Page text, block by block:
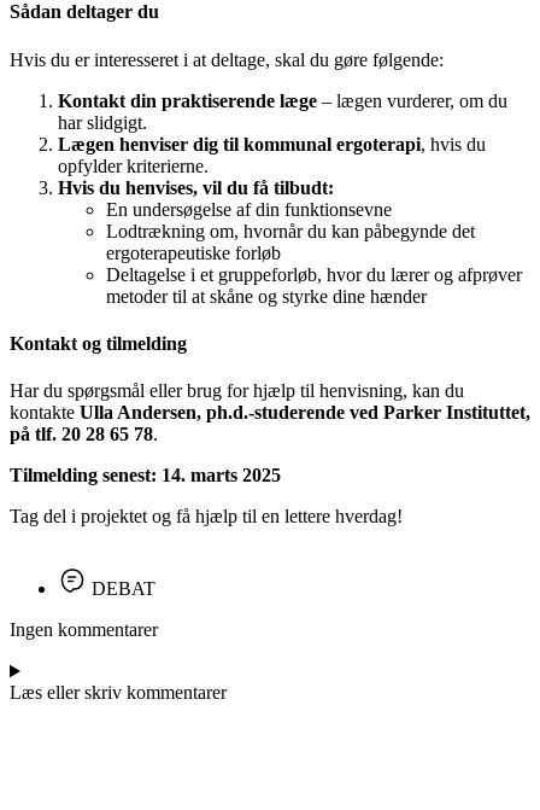
Sådan deltager du
Hvis du er interesseret i at deltage, skal du gøre følgende:
Kontakt din praktiserende læge – lægen vurderer, om du
har slidgigt.
Lægen henviser dig til kommunal ergoterapi, hvis du
opfylder kriterierne.
Hvis du henvises, vil du få tilbudt:
En undersøgelse af din funktionsevne
Lodtrækning om, hvornår du kan påbegynde det
ergoterapeutiske forløb
Deltagelse i et gruppeforløb, hvor du lærer og afprøver
metoder til at skåne og styrke dine hænder
Kontakt og tilmelding
Har du spørgsmål eller brug for hjælp til henvisning, kan du
kontakte Ulla Andersen, ph.d.-studerende ved Parker Instituttet,
på tlf. 20 28 65 78.
Tilmelding senest: 14. marts 2025
Tag del i projektet og få hjælp til en lettere hverdag!
DEBAT
Ingen kommentarer
Læs eller skriv kommentarer